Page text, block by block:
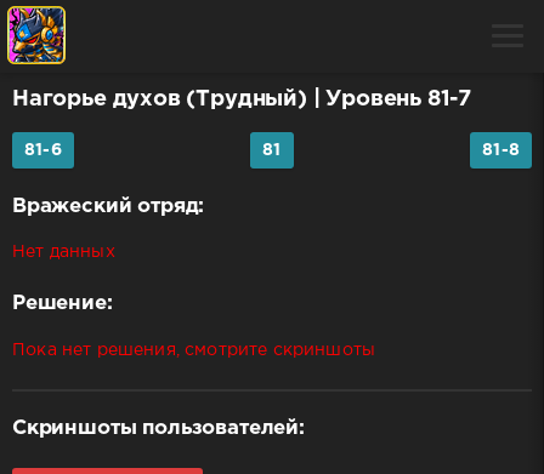
Нагорье духов (Трудный) | Уровень 81-7
81-6 81 81-8
Вражеский отряд:
Нет данных
Решение:
Пока нет решения, смотрите скриншоты
Скриншоты пользователей: